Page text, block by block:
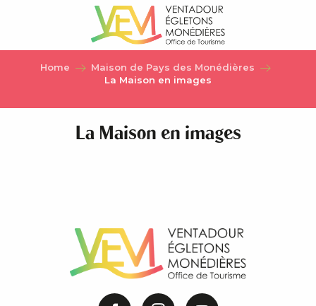
Home
Maison de Pays des Monédières
La Maison en images
La Maison en images